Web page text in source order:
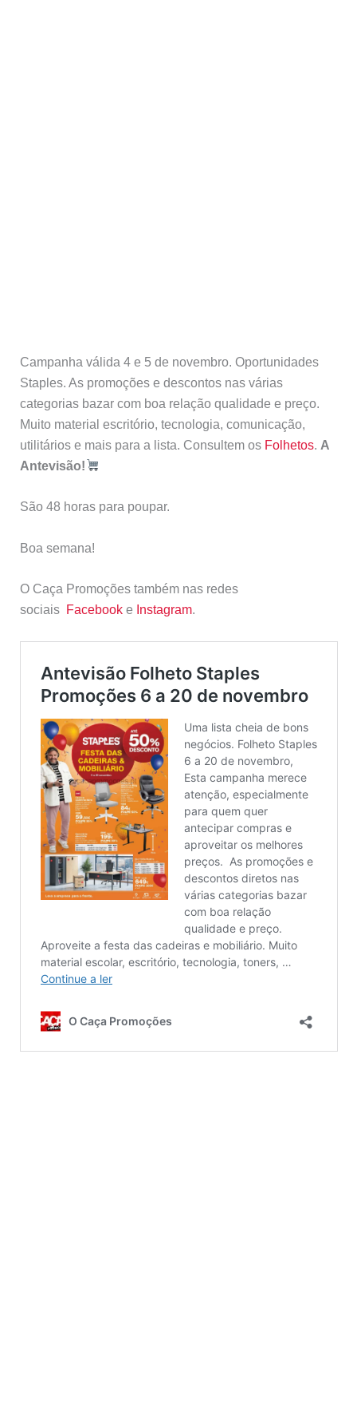
Campanha válida 4 e 5 de novembro. Oportunidades
Staples. As promoções e descontos nas várias
categorias bazar com boa relação qualidade e preço.
Muito material escritório, tecnologia, comunicação,
utilitários e mais para a lista. Consultem os Folhetos. A
Antevisão!
São 48 horas para poupar.
Boa semana!
O Caça Promoções também nas redes
sociais Facebooke Instagram.